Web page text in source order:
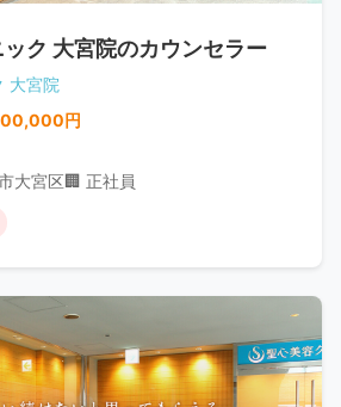
ク 大宮院のカウンセラー
大宮院
円
大宮区🏢 正社員